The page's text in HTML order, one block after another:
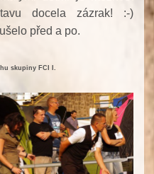
docela zázrak! :-)
před a po.
skupiny FCI I.